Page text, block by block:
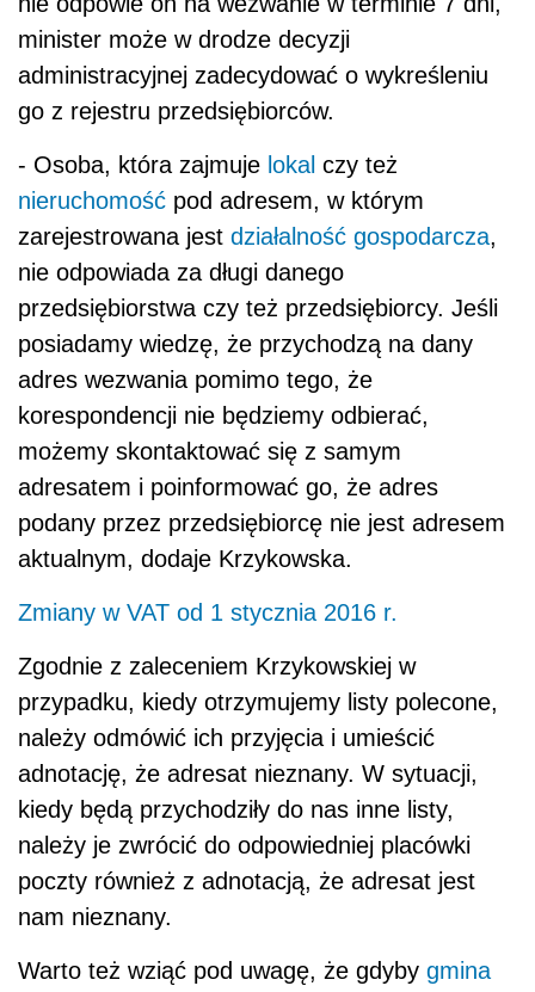
minister może w drodze decyzji
administracyjnej zadecydować o wykreśleniu
go z rejestru przedsiębiorców.
- Osoba, która zajmuje lokal czy też
nieruchomość pod adresem, w którym
zarejestrowana jest działalność gospodarcza,
nie odpowiada za długi danego
przedsiębiorstwa czy też przedsiębiorcy. Jeśli
posiadamy wiedzę, że przychodzą na dany
adres wezwania pomimo tego, że
korespondencji nie będziemy odbierać,
możemy skontaktować się z samym
adresatem i poinformować go, że adres
podany przez przedsiębiorcę nie jest adresem
aktualnym, dodaje Krzykowska.
Zmiany w VAT od 1 stycznia 2016 r.
Zgodnie z zaleceniem Krzykowskiej w
przypadku, kiedy otrzymujemy listy polecone,
należy odmówić ich przyjęcia i umieścić
adnotację, że adresat nieznany. W sytuacji,
kiedy będą przychodziły do nas inne listy,
należy je zwrócić do odpowiedniej placówki
poczty również z adnotacją, że adresat jest
nam nieznany.
Warto też wziąć pod uwagę, że gdyby gmina